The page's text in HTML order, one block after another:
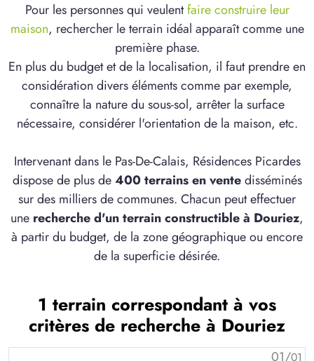
Pour les personnes qui veulentfaire construire leur
maison, rechercher le terrain idéal apparaît comme une
première phase.
En plus du budget et de la localisation, il faut prendre en
considération divers éléments comme par exemple,
connaître la nature du sous-sol, arrêter la surface
nécessaire, considérer l'orientation de la maison, etc.
Intervenant dans le Pas-De-Calais, Résidences Picardes
dispose de plus de400 terrains en ventedisséminés
sur des milliers de communes. Chacun peut effectuer
une recherche d'un terrain constructible à Douriez,
à partir du budget, de la zone géographique ou encore
de la superficie désirée.
1 terrain correspondant à vos
critères de recherche à Douriez
01/01